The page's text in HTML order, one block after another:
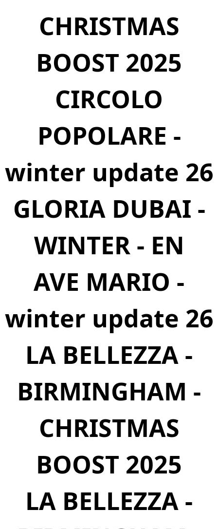
CHRISTMAS
BOOST 2025
CIRCOLO
POPOLARE -
winter update 26
GLORIA DUBAI -
WINTER - EN
AVE MARIO -
winter update 26
LA BELLEZZA -
BIRMINGHAM -
CHRISTMAS
BOOST 2025
LA BELLEZZA -